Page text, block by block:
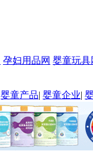
孕妇用品网 婴童玩具
婴童产品| 婴童企业|